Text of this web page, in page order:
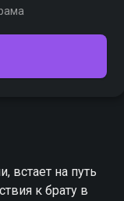
встает на путь
к брату в